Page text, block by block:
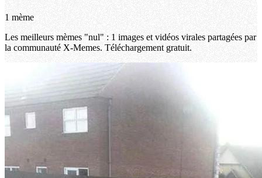
1 mème
Les meilleurs mèmes "nul" : 1 images et vidéos virales partagées par
la communauté X-Memes. Téléchargement gratuit.